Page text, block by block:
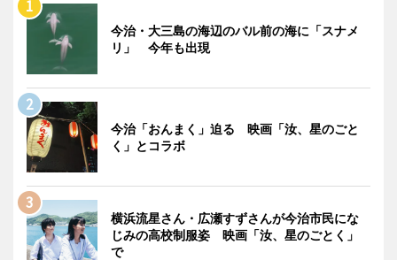
今治・大三島の海辺のバル前の海に「スナメ
リ」 今年も出現
今治「おんまく」迫る 映画「汝、星のごと
く」とコラボ
横浜流星さん・広瀬すずさんが今治市民にな
じみの高校制服姿 映画「汝、星のごとく」
で